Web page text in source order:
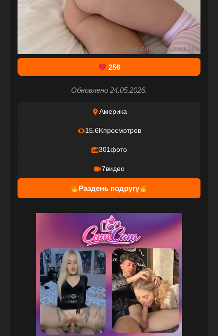
256
Обновлено 24.05.2026.
Америка
15.6Kпросмотров
301фото
7видео
Раздень подругу